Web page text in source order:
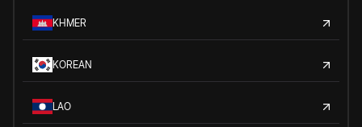
KHMER
KOREAN
LAO